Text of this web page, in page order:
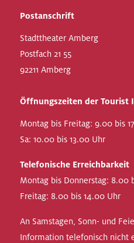
Postanschrift
Stadttheater Amberg
Postfach 21 55
92211 Amberg
Öffnungszeiten der Tourist
Montag bis Freitag: 9.00 bis
Sa: 10.00 bis 13.00 Uhr
Telefonische Erreichbarkeit
Montag bis Donnerstag: 8.00
Freitag: 8.00 bis 14.00 Uhr
An Samstagen, Sonn- und
Information telefonisch nicht